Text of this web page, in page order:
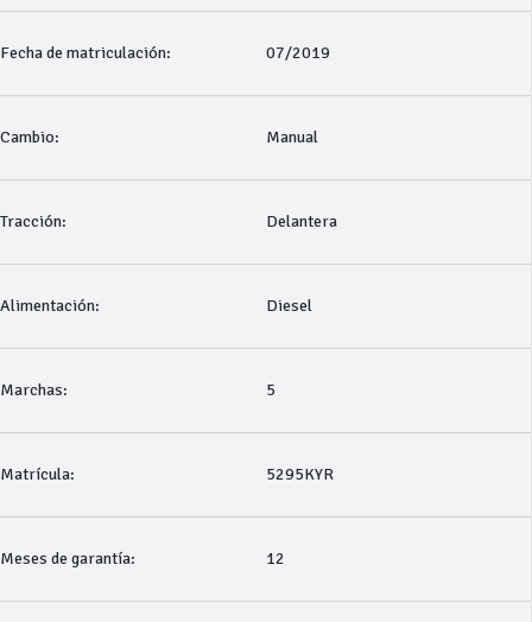
Fecha de matriculación: 07/2019
Cambio: Manual
Tracción: Delantera
Alimentación: Diesel
Marchas: 5
Matrícula: 5295KYR
Meses de garantía: 12